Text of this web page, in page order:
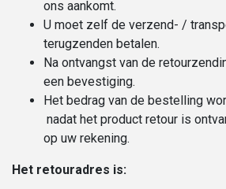
ons aankomt.
U moet zelf de verzend- /
terugzenden betalen.
Na ontvangst van de
een bevestiging.
Het bedrag van de bestelling
nadat het product retour is
op uw rekening.
Het retouradres is: